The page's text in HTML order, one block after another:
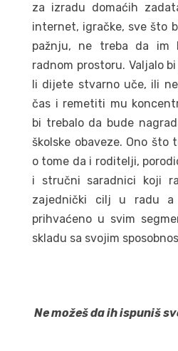
za izradu domaćih
internet, igračke, sve što
pažnju, ne treba da im
radnom prostoru. Valjalo
li dijete stvarno uče, ili
čas i remetiti mu
bi trebalo da bude
školske obaveze. Ono
o tome da i roditelji,
i stručni saradnici koji
zajednički cilj u radu
prihvaćeno u svim
skladu sa svojim
Ne možeš da ih ispuniš